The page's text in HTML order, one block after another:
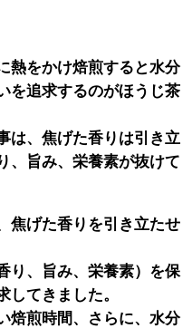
熱をかけ焙煎すると水分
を追求するのがほうじ茶
は、焦げた香りは引き立
、旨み、栄養素が抜けて
焦げた香りを引き立たせ
り、旨み、栄養素）を保
てきました。
焙煎時間、さらに、水分